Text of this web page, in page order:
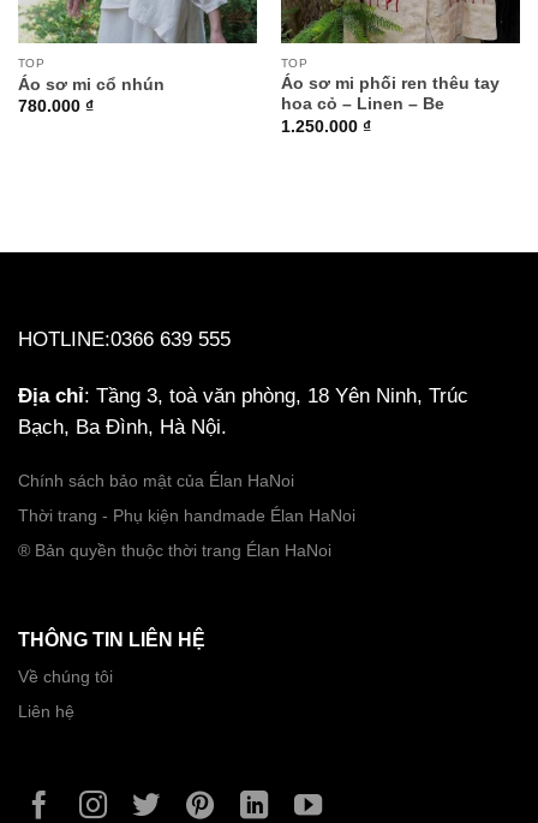
TOP
Áo sơ mi cổ nhún
780.000 ₫
TOP
Áo sơ mi phối ren thêu tay
hoa cỏ – Linen – Be
1.250.000 ₫
HOTLINE:0366 639 555
Địa chỉ: Tầng 3, toà văn phòng, 18 Yên Ninh, Trúc
Bạch, Ba Đình, Hà Nội.
Chính sách bảo mật của Élan HaNoi
Thời trang - Phụ kiện handmade Élan HaNoi
® Bản quyền thuộc thời trang Élan HaNoi
THÔNG TIN LIÊN HỆ
Về chúng tôi
Liên hệ